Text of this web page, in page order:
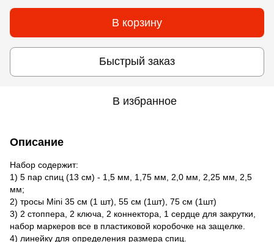
В корзину
Быстрый заказ
В избранное
Описание
Набор содержит:
1) 5 пар спиц (13 см) - 1,5 мм, 1,75 мм, 2,0 мм, 2,25 мм, 2,5
мм;
2) тросы Mini 35 см (1 шт), 55 см (1шт), 75 см (1шт)
3) 2 стоппера, 2 ключа, 2 коннекторa, 1 сердце для закрутки,
набор маркеров все в пластиковой коробочке на защелке.
4) линейку для определения размера спиц.